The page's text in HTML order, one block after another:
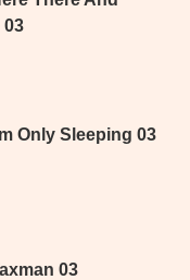
03
Only Sleeping 03
03